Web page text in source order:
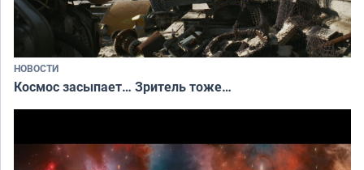
НОВОСТИ
Космос засыпает… Зритель тоже…